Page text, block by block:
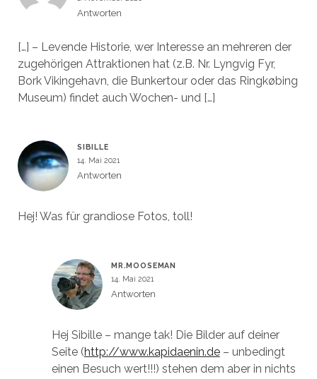
Antworten
[…] – Levende Historie, wer Interesse an mehreren der
zugehörigen Attraktionen hat (z.B. Nr. Lyngvig Fyr,
Bork Vikingehavn, die Bunkertour oder das Ringkøbing
Museum) findet auch Wochen- und […]
SIBILLE
14. Mai 2021
Antworten
Hej! Was für grandiose Fotos, toll!
MR.MOOSEMAN
14. Mai 2021
Antworten
Hej Sibille – mange tak! Die Bilder auf deiner
Seite (http://www.kapidaenin.de– unbedingt
einen Besuch wert!!!) stehen dem aber in nichts